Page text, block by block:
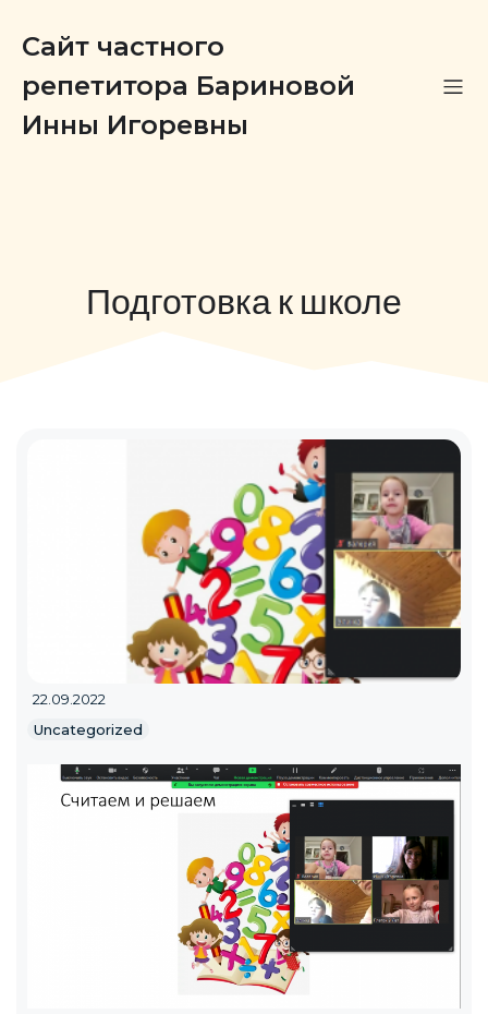
Сайт частного
репетитора Бариновой
Инны Игоревны
Подготовка к школе
22.09.2022
Uncategorized